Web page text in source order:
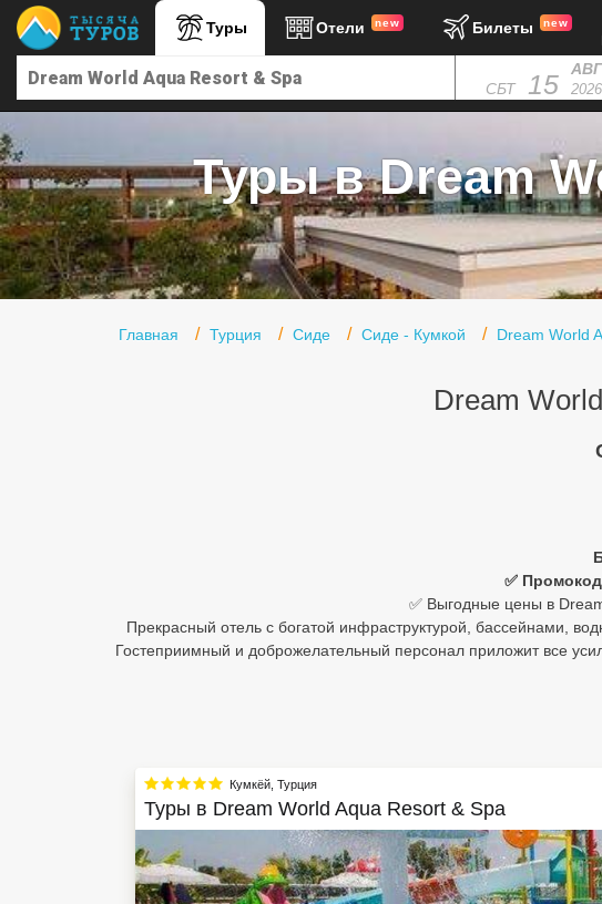
Туры Отели new Билеты new
СБТ 15 АВГ
2026
Туры в Dream
Главная Турция Сиде Сиде - Кумкой Dream World
Dream
✅
✅ Выгодные цены в
Прекрасный отель с богатой инфраструктурой, бассейнами,
Гостеприимный и доброжелательный персонал приложит все
Кумкёй, Турция
Туры в Dream World Aqua Resort & Spa
Главная
Туры в Египет
Туры в ОАЭ
Офис г. Москва